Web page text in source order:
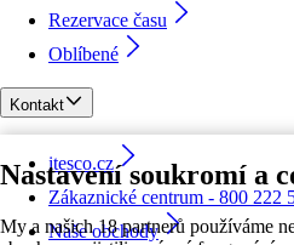
Nastavení soukromí a
My a našich 18 partnerů používáme
Rezervace času
Oblíbené
Kontakt
itesco.cz
Zákaznické centrum - 800 222
Naše obchody